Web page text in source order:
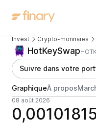
Invest Crypto-monnaies
HotKeySwap
Suivre dans votre
GraphiqueÀ propos
08 août 2026